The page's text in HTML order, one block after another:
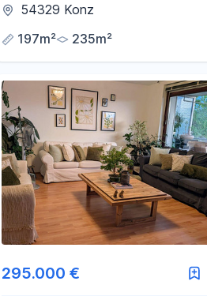
3 Wohneinheiten in Konz
54329 Konz
197m²
235m²
295.000 €